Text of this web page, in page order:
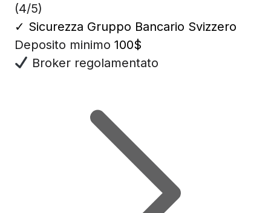
(4/5)
✓ Sicurezza Gruppo Bancario Svizzero
Deposito minimo 100$
Broker regolamentato